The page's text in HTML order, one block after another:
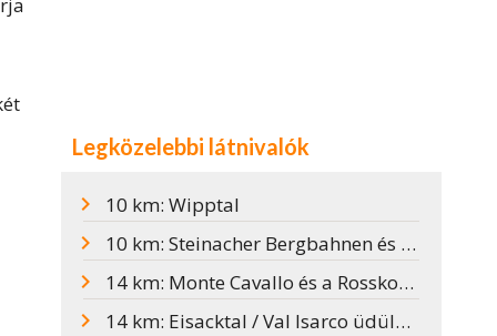
Legközelebbi látnivalók
10 km: Wipptal
10 km: Steinacher Bergbahnen és "Bärenbachl" élményvilág
14 km: Monte Cavallo és a Rosskopf csúcs
14 km: Eisacktal / Val Isarco üdülőrégió